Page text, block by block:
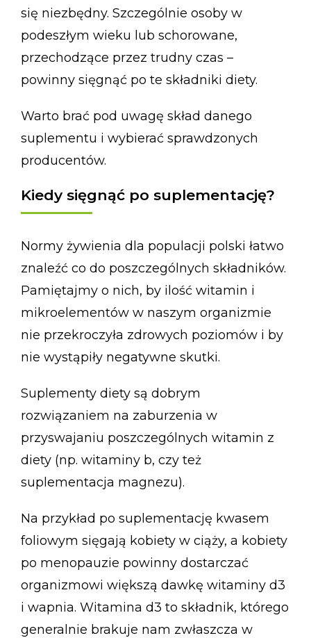
się niezbędny. Szczególnie osoby w
podeszłym wieku lub schorowane,
przechodzące przez trudny czas –
powinny sięgnąć po te składniki diety.
Warto brać pod uwagę skład danego
suplementu i wybierać sprawdzonych
producentów.
Kiedy sięgnąć po suplementację?
Normy żywienia dla populacji polski łatwo
znaleźć co do poszczególnych składników.
Pamiętajmy o nich, by ilość witamin i
mikroelementów w naszym organizmie
nie przekroczyła zdrowych poziomów i by
nie wystąpiły negatywne skutki.
Suplementy diety są dobrym
rozwiązaniem na zaburzenia w
przyswajaniu poszczególnych witamin z
diety (np. witaminy b, czy też
suplementacja magnezu).
Na przykład po suplementację kwasem
foliowym sięgają kobiety w ciąży, a kobiety
po menopauzie powinny dostarczać
organizmowi większą dawkę witaminy d3
i wapnia. Witamina d3 to składnik, którego
generalnie brakuje nam zwłaszcza w